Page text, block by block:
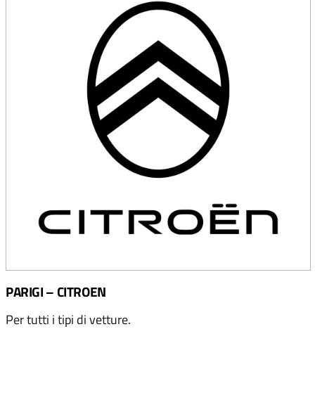
PARIGI – CITROEN
Per tutti i tipi di vetture.